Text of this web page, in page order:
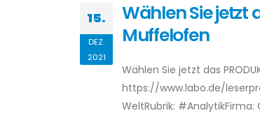
15.
DEZ.
2021
Wählen Sie jetzt
Muffelofen
Wählen Sie jetzt das
https://www.labo.de/
WeltRubrik: